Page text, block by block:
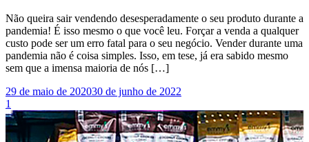
Não queira sair vendendo desesperadamente o seu produto durante a
pandemia! É isso mesmo o que você leu. Forçar a venda a qualquer
custo pode ser um erro fatal para o seu negócio. Vender durante uma
pandemia não é coisa simples. Isso, em tese, já era sabido mesmo
sem que a imensa maioria de nós […]
29 de maio de 202030 de junho de 2022
1